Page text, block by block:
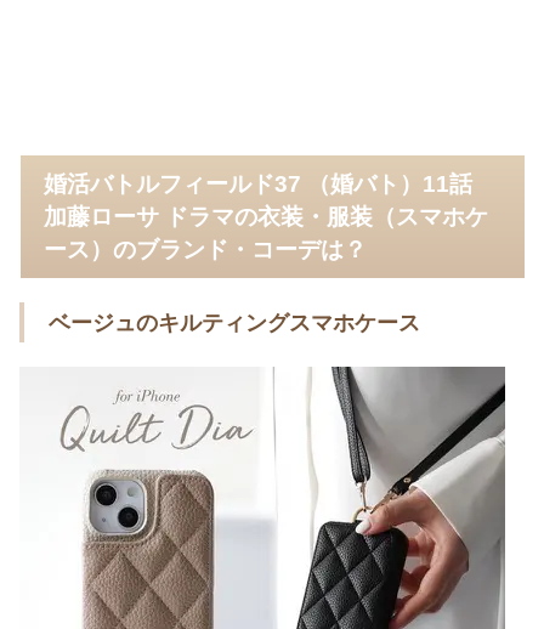
婚活バトルフィールド37 （婚バト）11話
加藤ローサ ドラマの衣装・服装（スマホケ
ース）のブランド・コーデは？
ベージュのキルティングスマホケース